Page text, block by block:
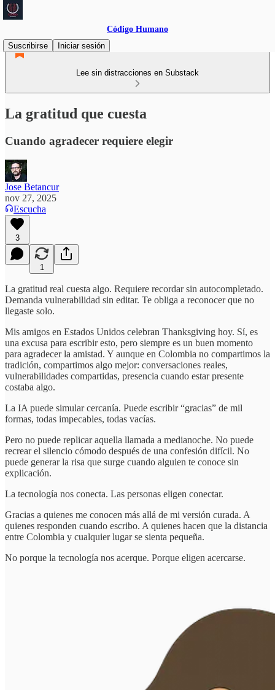
Código Humano
Suscribirse
Iniciar sesión
Lee sin distracciones en Substack
La gratitud que cuesta
Cuando agradecer requiere elegir
Jose Betancur
nov 27, 2025
Escucha
3
1
La gratitud real cuesta algo. Requiere recordar sin autocompletado.
Demanda vulnerabilidad sin editar. Te obliga a reconocer que no
llegaste solo.
Mis amigos en Estados Unidos celebran Thanksgiving hoy. Sí, es
una excusa para escribir esto, pero siempre es un buen momento
para agradecer la amistad. Y aunque en Colombia no compartimos la
tradición, compartimos algo mejor: conversaciones reales,
vulnerabilidades compartidas, presencia cuando estar presente
costaba algo.
La IA puede simular cercanía. Puede escribir “gracias” de mil
formas, todas impecables, todas vacías.
Pero no puede replicar aquella llamada a medianoche. No puede
recrear el silencio cómodo después de una confesión difícil. No
puede generar la risa que surge cuando alguien te conoce sin
explicación.
La tecnología nos conecta. Las personas eligen conectar.
Gracias a quienes me conocen más allá de mi versión curada. A
quienes responden cuando escribo. A quienes hacen que la distancia
entre Colombia y cualquier lugar se sienta pequeña.
No porque la tecnología nos acerque. Porque eligen acercarse.